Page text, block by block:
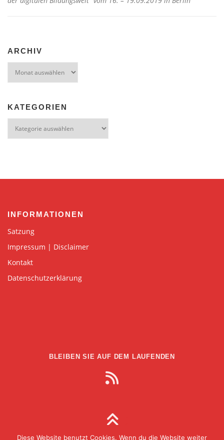
ARCHIV
KATEGORIEN
INFORMATIONEN
Satzung
Impressum | Disclaimer
Kontakt
Datenschutzerklärung
BLEIBEN SIE AUF DEM LAUFENDEN
Diese Website benutzt Cookies. Wenn du die Website weiter